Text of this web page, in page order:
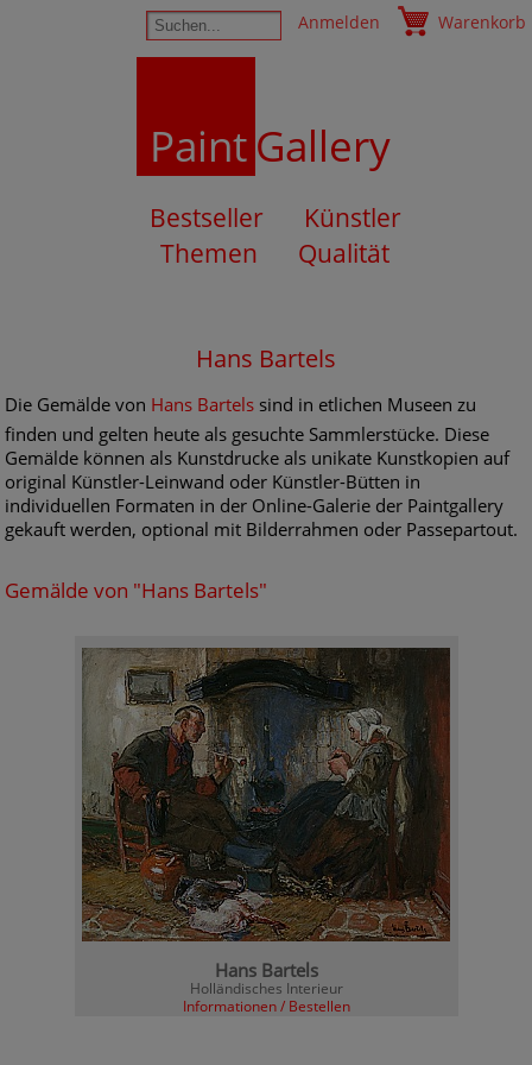
Anmelden Warenkorb
PaintGallery
Bestseller
Künstler
Themen
Qualität
Hans Bartels
Die Gemälde von Hans Bartels sind in etlichen Museen zu
finden und gelten heute als gesuchte Sammlerstücke. Diese
Gemälde können als Kunstdrucke als unikate Kunstkopien auf
original Künstler-Leinwand oder Künstler-Bütten in
individuellen Formaten in der Online-Galerie der Paintgallery
gekauft werden, optional mit Bilderrahmen oder Passepartout.
Gemälde von "Hans Bartels"
Hans Bartels
Holländisches Interieur
Informationen / Bestellen